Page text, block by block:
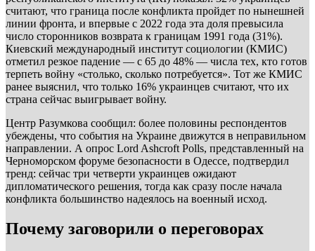
считают, что граница после конфликта пройдет по нынешней
линии фронта, и впервые с 2022 года эта доля превысила
число сторонников возврата к границам 1991 года (31%).
Киевский международный институт социологии (КМИС)
отметил резкое падение — с 65 до 48% — числа тех, кто готов
терпеть войну «столько, сколько потребуется». Тот же КМИС
ранее выяснил, что только 16% украинцев считают, что их
страна сейчас выигрывает войну.
Центр Разумкова сообщил: более половины респондентов
убеждены, что события на Украине движутся в неправильном
направлении. А опрос Lord Ashcroft Polls, представленный на
Черноморском форуме безопасности в Одессе, подтвердил
тренд: сейчас три четверти украинцев ожидают
дипломатического решения, тогда как сразу после начала
конфликта большинство надеялось на военный исход.
Почему заговорили о переговорах